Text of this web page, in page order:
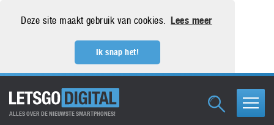
Deze site maakt gebruik van cookies. Lees meer
Ik snap het!
ALLES OVER DE NIEUWSTE SMARTPHONES!